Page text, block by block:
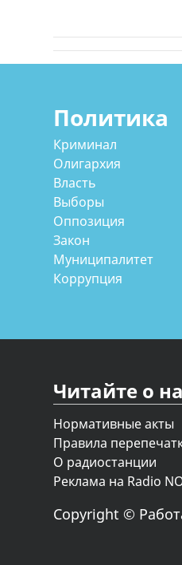
Политика
Криминал
Олигархия
Власть
Выборы
Оппозиция
Закон
Муниципалитет
Коррупция
Читайте о
Нормативные акты
Правила
О радиостанции
Реклама на Radio
Copyright ©